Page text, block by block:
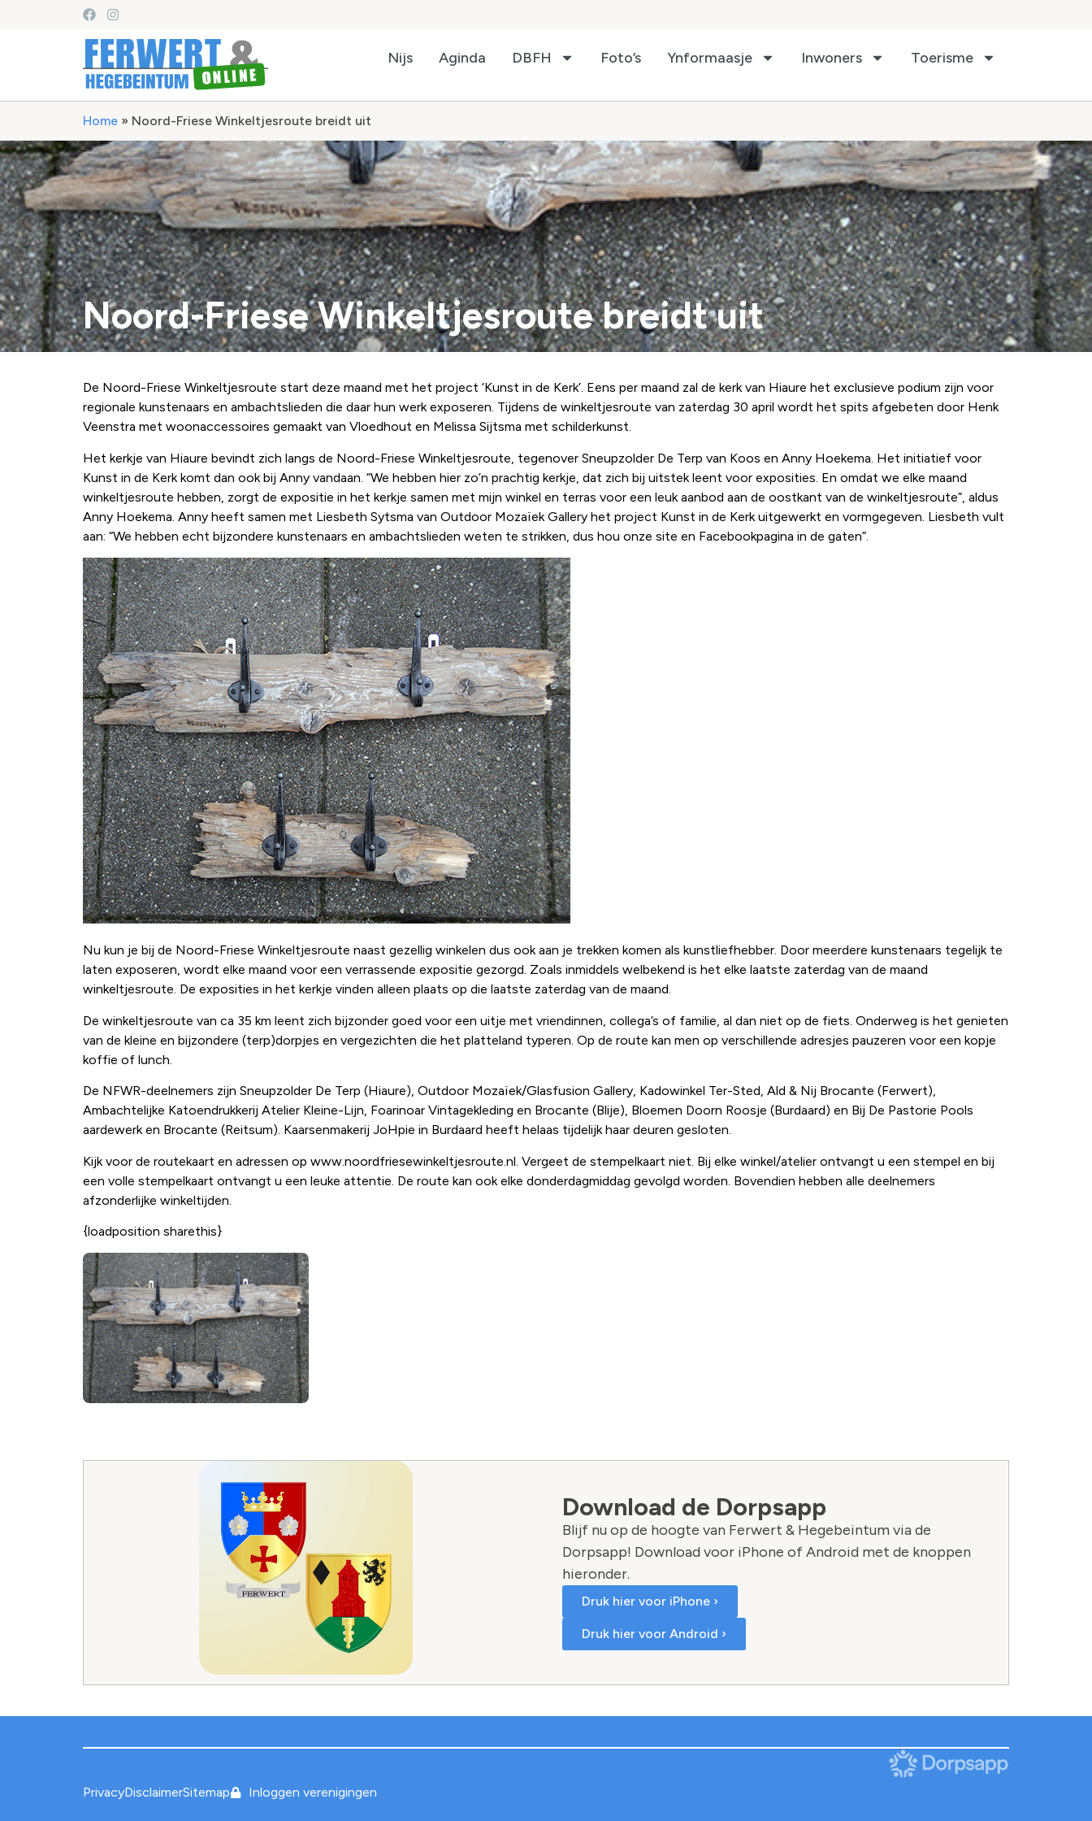
Nijs Aginda DBFH Foto’s Ynformaasje Inwoners Toerisme
Home » Noord-Friese Winkeltjesroute breidt uit
Noord-Friese Winkeltjesroute breidt uit
De Noord-Friese Winkeltjesroute start deze maand met het project ‘Kunst in de Kerk’. Eens per maand zal de kerk van Hiaure het exclusieve podium zijn voor
regionale kunstenaars en ambachtslieden die daar hun werk exposeren. Tijdens de winkeltjesroute van zaterdag 30 april wordt het spits afgebeten door Henk
Veenstra met woonaccessoires gemaakt van Vloedhout en Melissa Sijtsma met schilderkunst.
Het kerkje van Hiaure bevindt zich langs de Noord-Friese Winkeltjesroute, tegenover Sneupzolder De Terp van Koos en Anny Hoekema. Het initiatief voor
Kunst in de Kerk komt dan ook bij Anny vandaan. “We hebben hier zo’n prachtig kerkje, dat zich bij uitstek leent voor exposities. En omdat we elke maand
winkeltjesroute hebben, zorgt de expositie in het kerkje samen met mijn winkel en terras voor een leuk aanbod aan de oostkant van de winkeltjesroute”, aldus
Anny Hoekema. Anny heeft samen met Liesbeth Sytsma van Outdoor Mozaïek Gallery het project Kunst in de Kerk uitgewerkt en vormgegeven. Liesbeth vult
aan: “We hebben echt bijzondere kunstenaars en ambachtslieden weten te strikken, dus hou onze site en Facebookpagina in de gaten”.
Nu kun je bij de Noord-Friese Winkeltjesroute naast gezellig winkelen dus ook aan je trekken komen als kunstliefhebber. Door meerdere kunstenaars tegelijk te
laten exposeren, wordt elke maand voor een verrassende expositie gezorgd. Zoals inmiddels welbekend is het elke laatste zaterdag van de maand
winkeltjesroute. De exposities in het kerkje vinden alleen plaats op die laatste zaterdag van de maand.
De winkeltjesroute van ca 35 km leent zich bijzonder goed voor een uitje met vriendinnen, collega’s of familie, al dan niet op de fiets. Onderweg is het genieten
van de kleine en bijzondere (terp)dorpjes en vergezichten die het platteland typeren. Op de route kan men op verschillende adresjes pauzeren voor een kopje
koffie of lunch.
De NFWR-deelnemers zijn Sneupzolder De Terp (Hiaure), Outdoor Mozaïek/Glasfusion Gallery, Kadowinkel Ter-Sted, Ald & Nij Brocante (Ferwert),
Ambachtelijke Katoendrukkerij Atelier Kleine-Lijn, Foarinoar Vintagekleding en Brocante (Blije), Bloemen Doorn Roosje (Burdaard) en Bij De Pastorie Pools
aardewerk en Brocante (Reitsum). Kaarsenmakerij JoHpie in Burdaard heeft helaas tijdelijk haar deuren gesloten.
Kijk voor de routekaart en adressen op www.noordfriesewinkeltjesroute.nl. Vergeet de stempelkaart niet. Bij elke winkel/atelier ontvangt u een stempel en bij
een volle stempelkaart ontvangt u een leuke attentie. De route kan ook elke donderdagmiddag gevolgd worden. Bovendien hebben alle deelnemers
afzonderlijke winkeltijden.
{loadposition sharethis}
Download de Dorpsapp
Blijf nu op de hoogte van Ferwert & Hegebeintum via de
Dorpsapp! Download voor iPhone of Android met de knoppen
hieronder.
Druk hier voor iPhone ›
Druk hier voor Android ›
PrivacyDisclaimerSitemap Inloggen verenigingen